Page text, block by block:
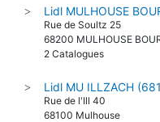
> Lidl MULHOUSE
Rue de Soultz 25
68200 MULHOUSE
2 Catalogues
> Lidl MU ILLZACH
Rue de l'Ill 40
68100 Mulhouse